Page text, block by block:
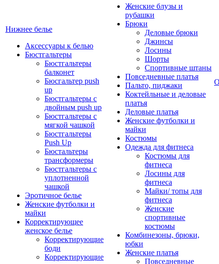
Нижнее белье
Аксессуары к белью
Бюстгальтеры
Бюстгальтеры
балконет
Бюсгальтер push
up
Бюстгальтеры с
двойным push up
Бюстгальтеры с
мягкой чашкой
Бюстгальтеры
Push Up
Бюстальтеры
трансформеры
Бюстгальтеры с
уплотненной
чашкой
Эротичное белье
Женские футболки и
майки
Корректирующее
женское белье
Корректирующие
боди
Корректирующие
Женские блузы и
рубашки
Брюки
Деловые брюки
Джинсы
Лосины
Шорты
Спортивные штаны
Повседневные платья
Пальто, пиджаки
Коктейльные и деловые
платья
Деловые платья
Женские футболки и
майки
Костюмы
Одежда для фитнеса
Костюмы для
фитнеса
Лосины для
фитнеса
Майки/ топы для
фитнеса
Женские
спортивные
костюмы
Комбинезоны, брюки,
юбки
Женские платья
Повседневные